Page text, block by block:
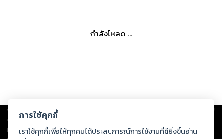
กำลังโหลด ...
Copyright © 2026
ต่อผลงานหรือเนื้อหาใดที่อัปโหลดผ่านเว็บไซต์และปรากฏว่าละเมิดสิทธิใน
ทรัพย์สินทางปัญญาของบุคคลอื่นหรือขัดต่อกฎหมายและศีลธรรม ดังนั้น ผู้อ่าน
การใช้คุกกี้
เราใช้คุกกี้เพื่อให้ทุกคนได้ประสบการณ์การใช้งานที่ดียิ่งขึ้นอ่าน